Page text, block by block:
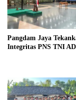
Pangdam Jaya
Integritas PNS TNI AD